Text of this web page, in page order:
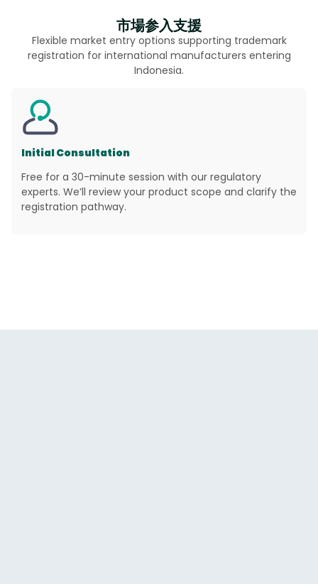
市場参入支援
Flexible market entry options supporting trademark
registration for international manufacturers entering
Indonesia.
Initial Consultation
Free for a 30-minute session with our regulatory
experts. We’ll review your product scope and clarify the
registration pathway.